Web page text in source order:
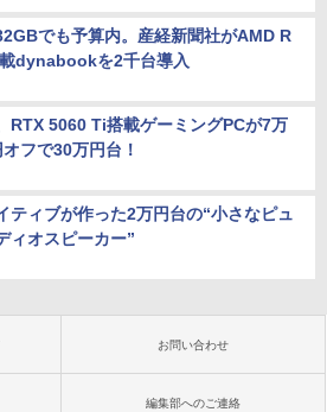
でも予算内。産経新聞社がAMD R
dynabookを2千台導入
RTX 5060 Ti搭載ゲーミングPCが7万
フで30万円台！
ティブが作った2万円台の“小さなピュ
ィオスピーカー”
お問い合わせ
編集部へのご連絡